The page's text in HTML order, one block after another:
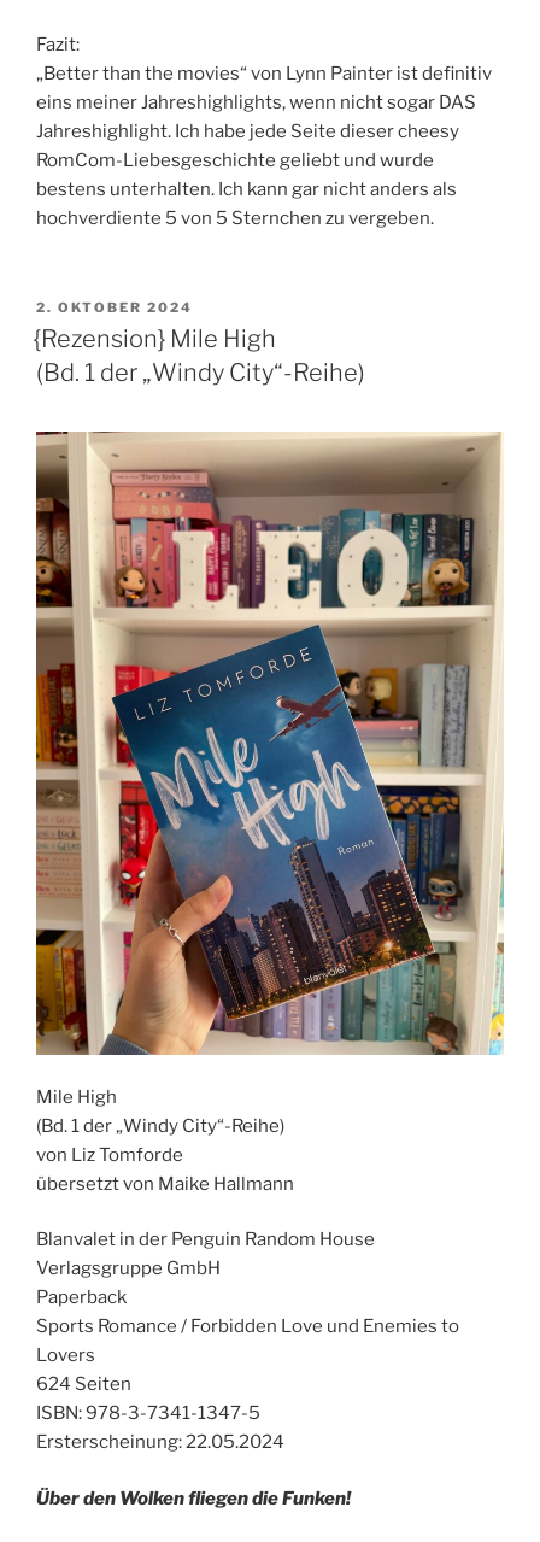
Fazit:
„Better than the movies“ von Lynn Painter ist definitiv
eins meiner Jahreshighlights, wenn nicht sogar DAS
Jahreshighlight. Ich habe jede Seite dieser cheesy
RomCom-Liebesgeschichte geliebt und wurde
bestens unterhalten. Ich kann gar nicht anders als
hochverdiente 5 von 5 Sternchen zu vergeben.
VERÖFFENTLICHT
AM
2. OKTOBER 2024
{Rezension} Mile High
(Bd. 1 der „Windy City“-Reihe)
Mile High
(Bd. 1 der „Windy City“-Reihe)
von Liz Tomforde
übersetzt von Maike Hallmann
Blanvalet in der Penguin Random House
Verlagsgruppe GmbH
Paperback
Sports Romance / Forbidden Love und Enemies to
Lovers
624 Seiten
ISBN: 978-3-7341-1347-5
Ersterscheinung: 22.05.2024
Über den Wolken fliegen die Funken!